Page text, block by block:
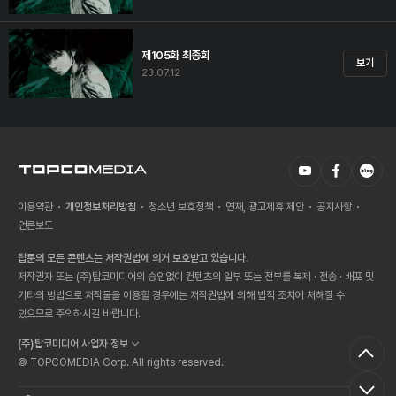
제105화 최종화
23.07.12
보기
이용약관 개인정보처리방침 청소년 보호정책 연재, 광고제휴 제안
공지사항
언론보도
탑툰의 모든 콘텐츠는 저작권법에 의거 보호받고 있습니다.
저작권자 또는 (주)탑코미디어의 승인없이 컨텐츠의 일부 또는 전부를 복제 · 전송 · 배포 및
기타의 방법으로 저작물을 이용할 경우에는 저작권법에 의해 법적 조치에 처해질 수
있으므로 주의하시길 바랍니다.
(주)탑코미디어 사업자 정보
© TOPCOMEDIA Corp. All rights reserved.